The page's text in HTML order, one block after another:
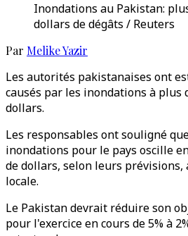
Inondations au Pakistan:
dollars de dégâts / Reuters
Par Melike Yazir
Les autorités pakistanaises ont
causés par les inondations à plus
dollars.
Les responsables ont souligné
inondations pour le pays oscille
de dollars, selon leurs
locale.
Le Pakistan devrait réduire son
pour l'exercice en cours de 5% à